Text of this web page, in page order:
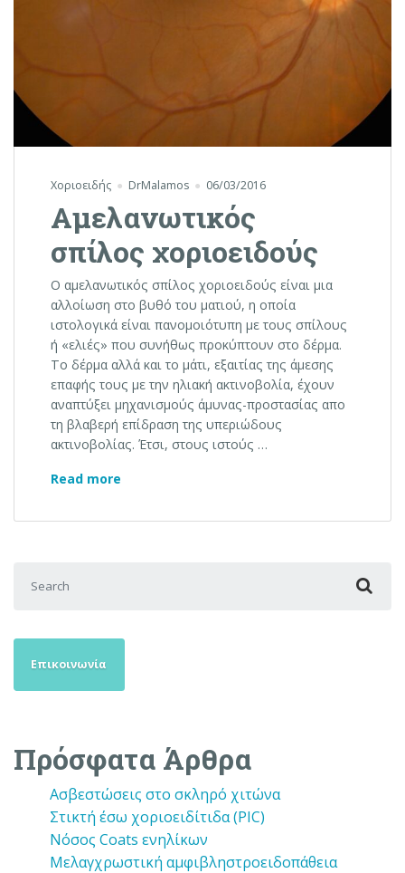
Χοριοειδής DrMalamos 06/03/2016
Αμελανωτικός
σπίλος χοριοειδούς
Ο αμελανωτικός σπίλος χοριoειδούς είναι μια
αλλοίωση στο βυθό του ματιού, η οποία
ιστολογικά είναι πανομοιότυπη με τους σπίλους
ή «ελιές» που συνήθως προκύπτουν στο δέρμα.
Το δέρμα αλλά και το μάτι, εξαιτίας της άμεσης
επαφής τους με την ηλιακή ακτινοβολία, έχουν
αναπτύξει μηχανισμούς άμυνας-προστασίας απο
τη βλαβερή επίδραση της υπεριώδους
ακτινοβολίας. Έτσι, στους ιστούς …
Read more
Επικοινωνία
Πρόσφατα Άρθρα
Ασβεστώσεις στο σκληρό χιτώνα
Στικτή έσω χοριοειδίτιδα (PIC)
Νόσος Coats ενηλίκων
Μελαγχρωστική αμφιβληστροειδοπάθεια